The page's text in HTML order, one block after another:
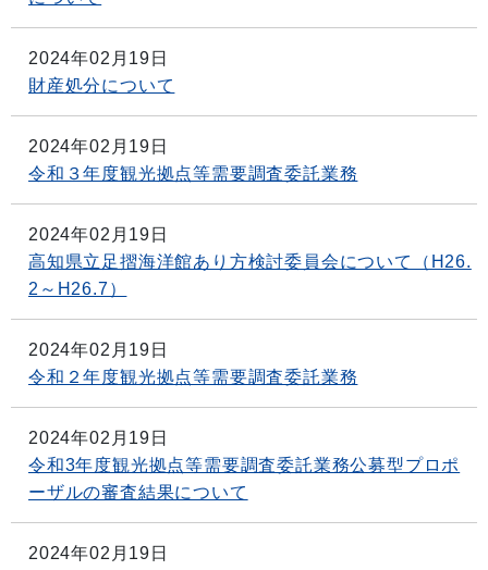
2024年02月19日
財産処分について
2024年02月19日
令和３年度観光拠点等需要調査委託業務
2024年02月19日
高知県立足摺海洋館あり方検討委員会について（H26.
2～H26.7）
2024年02月19日
令和２年度観光拠点等需要調査委託業務
2024年02月19日
令和3年度観光拠点等需要調査委託業務公募型プロポ
ーザルの審査結果について
2024年02月19日